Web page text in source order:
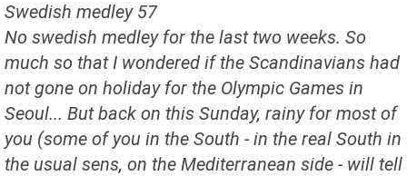
Swedish medley 57
No swedish medley for the last two weeks. So
much so that I wondered if the Scandinavians had
not gone on holiday for the Olympic Games in
Seoul... But back on this Sunday, rainy for most of
you (some of you in the South - in the real South in
the usual sens, on the Mediterranean side - will tell